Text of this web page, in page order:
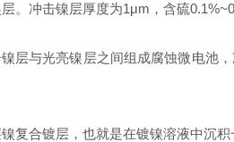
冲击镍层厚度为1μm，含硫
层与光亮镍层之间组成腐蚀微电池
复合镀层，也就是在镀镍溶液中沉